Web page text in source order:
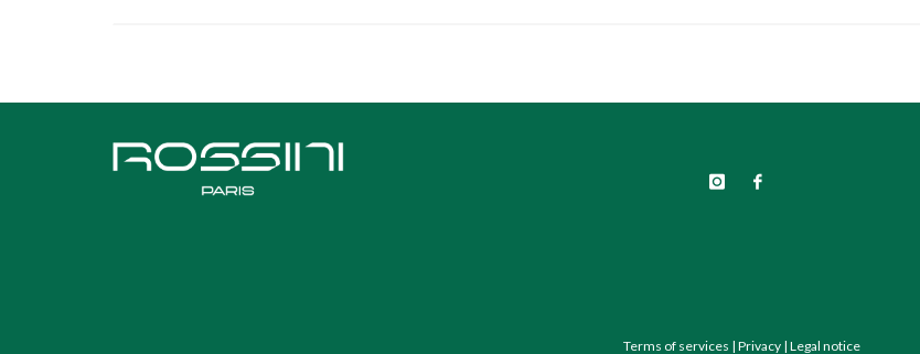
Terms of services | Privacy| Legal notice